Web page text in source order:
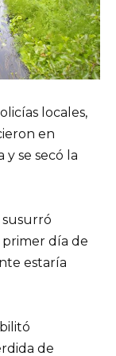
locales,
en
y se secó la
susurró
día de
estaría
de